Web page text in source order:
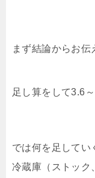
まず結論からお伝
足し算をして3.6
では何を足してい
冷蔵庫（ストック